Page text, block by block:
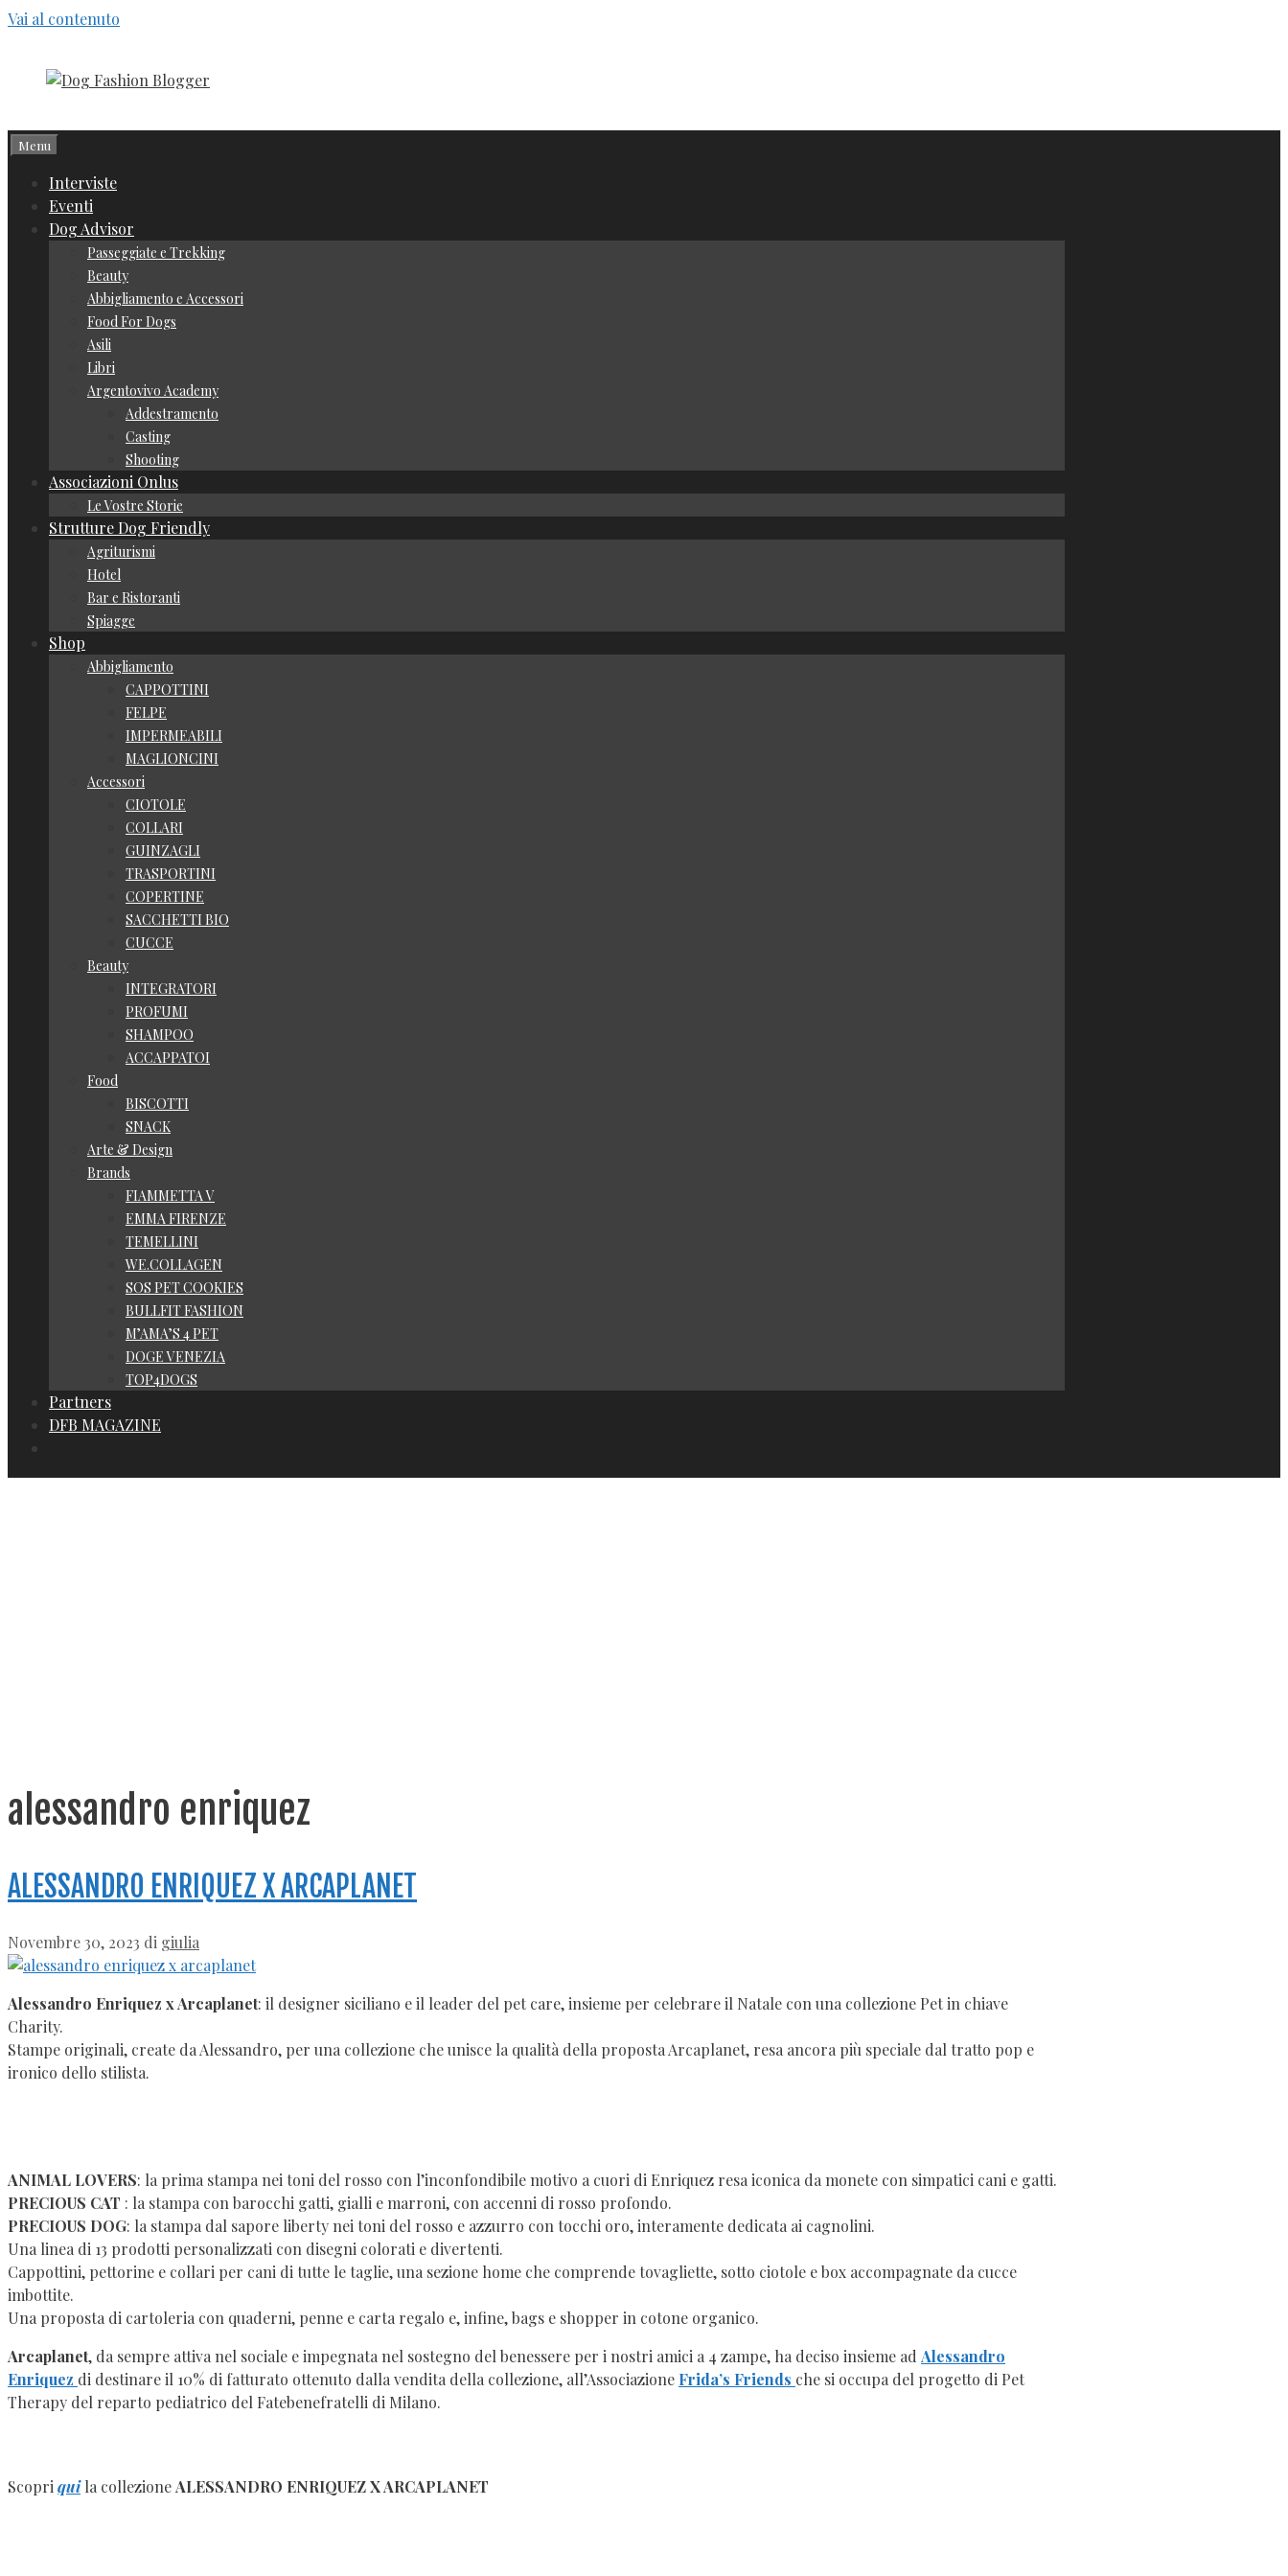
Vai al contenuto
Menu
Interviste
Eventi
Dog Advisor
Passeggiate e Trekking
Beauty
Abbigliamento e Accessori
Food For Dogs
Asili
Libri
Argentovivo Academy
Addestramento
Casting
Shooting
Associazioni Onlus
Le Vostre Storie
Strutture Dog Friendly
Agriturismi
Hotel
Bar e Ristoranti
Spiagge
Shop
Abbigliamento
CAPPOTTINI
FELPE
IMPERMEABILI
MAGLIONCINI
Accessori
CIOTOLE
COLLARI
GUINZAGLI
TRASPORTINI
COPERTINE
SACCHETTI BIO
CUCCE
Beauty
INTEGRATORI
PROFUMI
SHAMPOO
ACCAPPATOI
Food
BISCOTTI
SNACK
Arte & Design
Brands
FIAMMETTA V
EMMA FIRENZE
TEMELLINI
WE.COLLAGEN
SOS PET COOKIES
BULLFIT FASHION
M’AMA’S 4 PET
DOGE VENEZIA
TOP4DOGS
Partners
DFB MAGAZINE
alessandro enriquez
ALESSANDRO ENRIQUEZ X ARCAPLANET
Novembre 30, 2023 di giulia
Alessandro Enriquez x Arcaplanet: il designer siciliano e il leader del pet care, insieme per celebrare il Natale con una collezione Pet in chiave
Charity.
Stampe originali, create da Alessandro, per una collezione che unisce la qualità della proposta Arcaplanet, resa ancora più speciale dal tratto pop e
ironico dello stilista.
ANIMAL LOVERS: la prima stampa nei toni del rosso con l’inconfondibile motivo a cuori di Enriquez resa iconica da monete con simpatici cani e gatti.
PRECIOUS CAT : la stampa con barocchi gatti, gialli e marroni, con accenni di rosso profondo.
PRECIOUS DOG: la stampa dal sapore liberty nei toni del rosso e azzurro con tocchi oro, interamente dedicata ai cagnolini.
Una linea di 13 prodotti personalizzati con disegni colorati e divertenti.
Cappottini, pettorine e collari per cani di tutte le taglie, una sezione home che comprende tovagliette, sotto ciotole e box accompagnate da cucce
imbottite.
Una proposta di cartoleria con quaderni, penne e carta regalo e, infine, bags e shopper in cotone organico.
Arcaplanet, da sempre attiva nel sociale e impegnata nel sostegno del benessere per i nostri amici a 4 zampe, ha deciso insieme ad Alessandro
Enriquez di destinare il 10% di fatturato ottenuto dalla vendita della collezione, all’Associazione Frida’s Friends che si occupa del progetto di Pet
Therapy del reparto pediatrico del Fatebenefratelli di Milano.
Scopriquila collezioneALESSANDRO ENRIQUEZ X ARCAPLANET